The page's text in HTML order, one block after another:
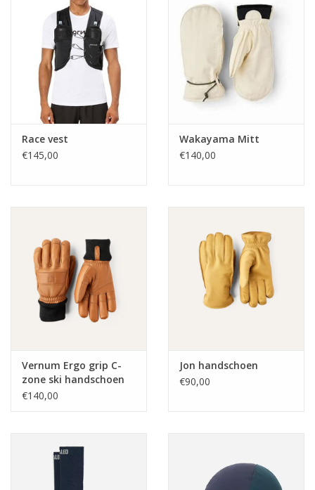
Race vest
€145,00
Wakayama Mitt
€140,00
Vernum Ergo grip C-
zone ski handschoen
€140,00
Jon handschoen
€90,00